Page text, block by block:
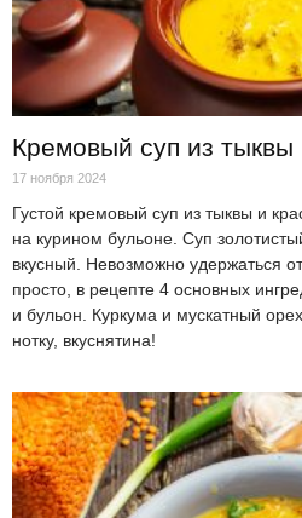
Кремовый суп из тыквы
17 ноября 2024
Густой кремовый суп из тыквы и
на курином бульоне. Суп
вкусный. Невозможно удержаться
просто, в рецепте 4 основных
и бульон. Куркума и мускатный
нотку, вкуснятина!